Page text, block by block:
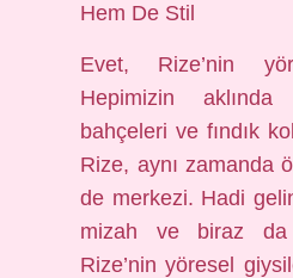
Hem De Stil
Evet, Rize’nin
Hepimizin
bahçeleri ve fındık
Rize, aynı zamanda
de merkezi. Hadi
mizah ve biraz da
Rize’nin yöresel